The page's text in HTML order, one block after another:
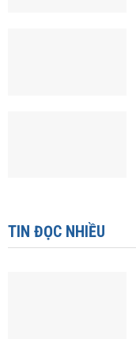
TIN ĐỌC NHIỀU